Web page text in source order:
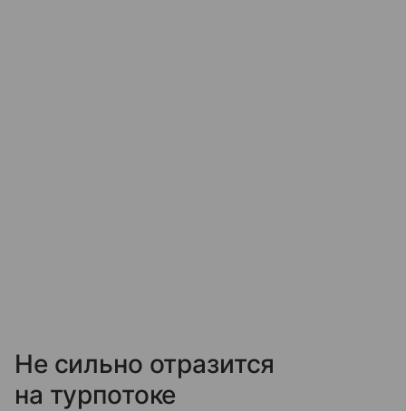
Не сильно отразится
на турпотоке